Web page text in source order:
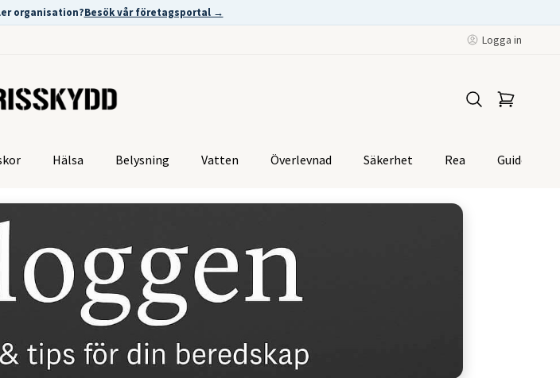
organisation?Besök vår företagsportal →
Logga in
Hälsa Belysning Vatten Överlevnad Säkerhet Rea Guider